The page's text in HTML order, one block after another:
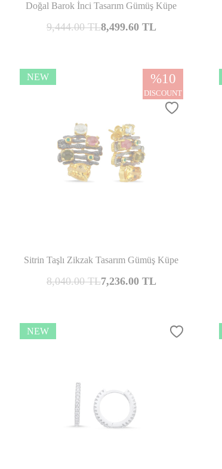
Doğal Barok İnci Tasarım Gümüş Küpe
9,444.00TL8,499.60TL
NEW %10
DISCOUNT
Sitrin Taşlı Zikzak Tasarım Gümüş Küpe
8,040.00TL7,236.00TL
NEW